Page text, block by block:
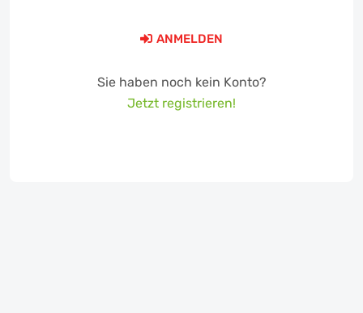
ANMELDEN
Sie haben noch kein Konto?
Jetzt registrieren!